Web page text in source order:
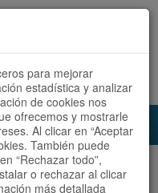
Español Català
para mejorar
estadística y analizar
de cookies nos
ofrecemos y mostrarle
Al clicar en “Aceptar
También puede
“Rechazar todo”,
o rechazar al clicar
más detallada